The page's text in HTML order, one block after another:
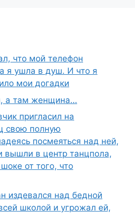
что мой телефон
я ушла в душ. И что я
мои догадки
а там женщина…
пригласил на
свою полную
посмеяться над ней,
вышли в центр танцпола,
от того, что
издевался над бедной
школой и угрожал ей,